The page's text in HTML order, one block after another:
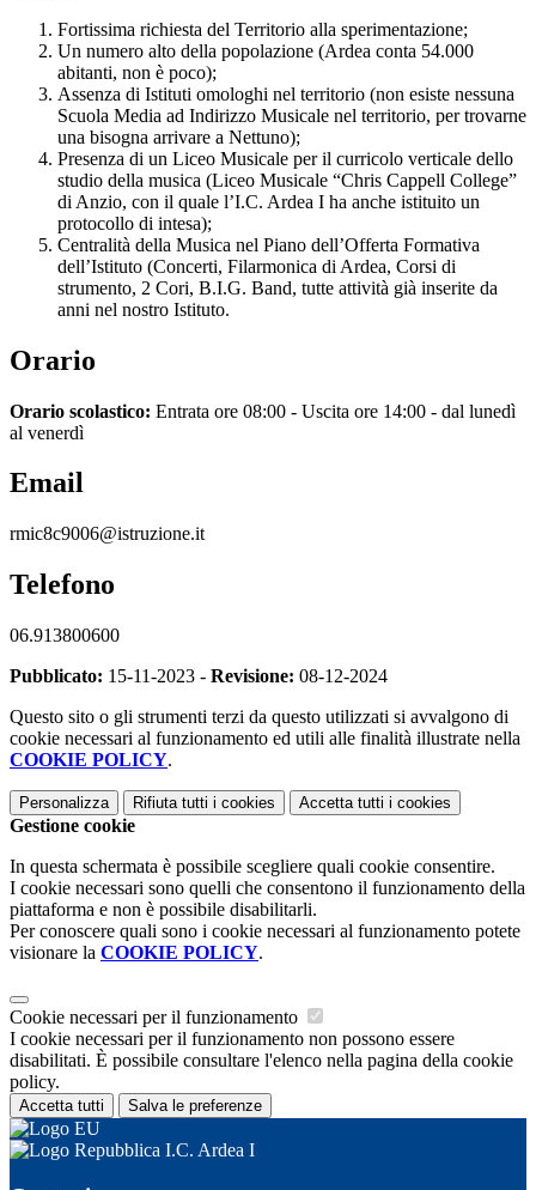
Fortissima richiesta del Territorio alla sperimentazione;
Un numero alto della popolazione (Ardea conta 54.000
abitanti, non è poco);
Assenza di Istituti omologhi nel territorio (non esiste nessuna
Scuola Media ad Indirizzo Musicale nel territorio, per trovarne
una bisogna arrivare a Nettuno);
Presenza di un Liceo Musicale per il curricolo verticale dello
studio della musica (Liceo Musicale “Chris Cappell College”
di Anzio, con il quale l’I.C. Ardea I ha anche istituito un
protocollo di intesa);
Centralità della Musica nel Piano dell’Offerta Formativa
dell’Istituto (Concerti, Filarmonica di Ardea, Corsi di
strumento, 2 Cori, B.I.G. Band, tutte attività già inserite da
anni nel nostro Istituto.
Orario
Orario scolastico: Entrata ore 08:00 - Uscita ore 14:00 - dal lunedì
al venerdì
Email
rmic8c9006@istruzione.it
Telefono
06.913800600
Pubblicato: 15-11-2023 - Revisione: 08-12-2024
Questo sito o gli strumenti terzi da questo utilizzati si avvalgono di
cookie necessari al funzionamento ed utili alle finalità illustrate nella
COOKIE POLICY.
Personalizza Rifiuta tutti i cookies Accetta tutti i cookies
Gestione cookie
In questa schermata è possibile scegliere quali cookie consentire.
I cookie necessari sono quelli che consentono il funzionamento della
piattaforma e non è possibile disabilitarli.
Per conoscere quali sono i cookie necessari al funzionamento potete
visionare la COOKIE POLICY.
Cookie necessari per il funzionamento
I cookie necessari per il funzionamento non possono essere
disabilitati. È possibile consultare l'elenco nella pagina della cookie
policy.
Accetta tutti Salva le preferenze
I.C. Ardea I